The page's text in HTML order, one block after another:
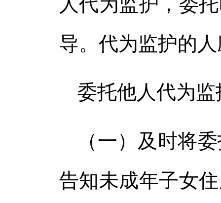
导。代为监护的
委托他人代为
（一）及时将
告知未成年子女